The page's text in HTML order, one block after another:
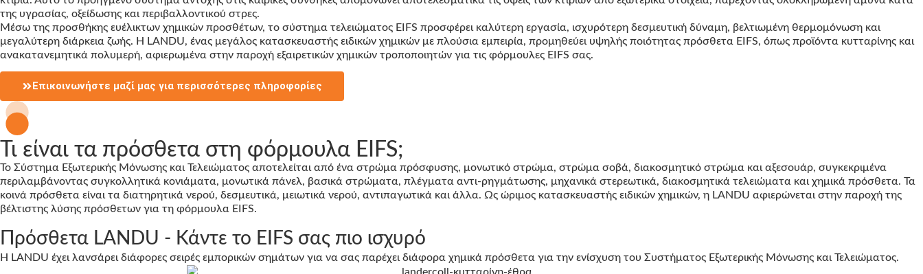
της υγρασίας, οξείδωσης και περιβαλλοντικού στρες.
Μέσω της προσθήκης ευέλικτων χημικών προσθέτων, το σύστημα τελειώματος EIFS προσφέρει καλύτερη εργασία, ισχυρότερη δεσμευτική δύναμη, βελτιωμένη θερμομόνωση και
μεγαλύτερη διάρκεια ζωής. Η LANDU, ένας μεγάλος κατασκευαστής ειδικών χημικών με πλούσια εμπειρία, προμηθεύει υψηλής ποιότητας πρόσθετα EIFS, όπως προϊόντα κυτταρίνης και
ανακατανεμητικά πολυμερή, αφιερωμένα στην παροχή εξαιρετικών χημικών τροποποιητών για τις φόρμουλες EIFS σας.
Επικοινωνήστε μαζί μας για περισσότερες πληροφορίες
Τι είναι τα πρόσθετα στη φόρμουλα EIFS;
Το Σύστημα Εξωτερικής Μόνωσης και Τελειώματος αποτελείται από ένα στρώμα πρόσφυσης, μονωτικό στρώμα, στρώμα σοβά, διακοσμητικό στρώμα και αξεσουάρ, συγκεκριμένα
περιλαμβάνοντας συγκολλητικά κονιάματα, μονωτικά πάνελ, βασικά στρώματα, πλέγματα αντι-ρηγμάτωσης, μηχανικά στερεωτικά, διακοσμητικά τελειώματα και χημικά πρόσθετα. Τα
κοινά πρόσθετα είναι τα διατηρητικά νερού, δεσμευτικά, μειωτικά νερού, αντιπαγωτικά και άλλα. Ως ώριμος κατασκευαστής ειδικών χημικών, η LANDU αφιερώνεται στην παροχή της
βέλτιστης λύσης πρόσθετων για τη φόρμουλα EIFS.
Πρόσθετα LANDU - Κάντε το EIFS σας πιο ισχυρό
Η LANDU έχει λανσάρει διάφορες σειρές εμπορικών σημάτων για να σας παρέχει διάφορα χημικά πρόσθετα για την ενίσχυση του Συστήματος Εξωτερικής Μόνωσης και Τελειώματος.